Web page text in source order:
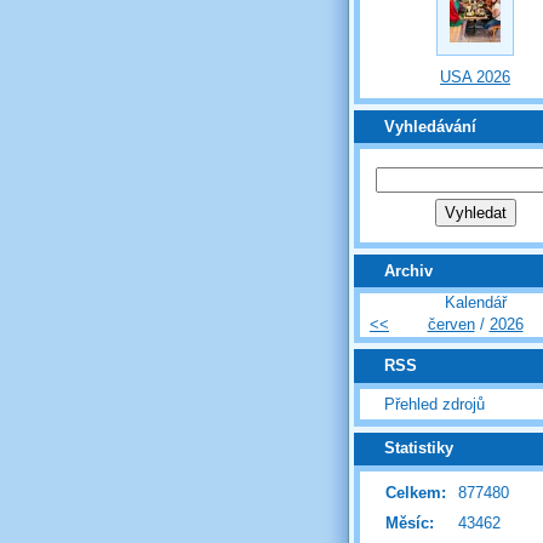
USA 2026
Vyhledávání
Archiv
Kalendář
<<
červen/ 2026
RSS
Přehled zdrojů
Statistiky
Celkem:
877480
Měsíc:
43462